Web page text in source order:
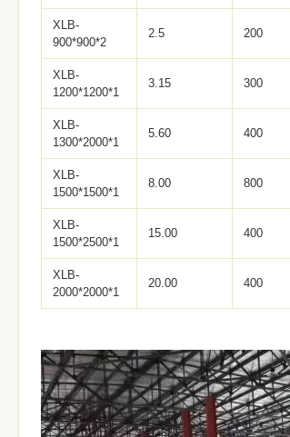
XLB-
900*900*2
2.5 200
XLB-
1200*1200*1
3.15 300
XLB-
1300*2000*1
5.60 400
XLB-
1500*1500*1
8.00 800
XLB-
1500*2500*1
15.00 400
XLB-
2000*2000*1
20.00 400